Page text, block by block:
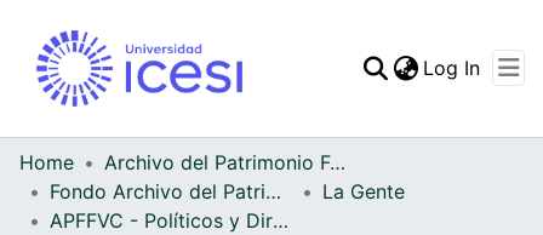
Statistics
Log In
Home
Archivo del Patrimonio Fotográfico y Fílmico del Valle del Cauca
Fondo Archivo del Patrimonio Fotográfico y Fílmico del Valle del Cauca
La Gente
APFFVC - Políticos y Dirigentes - Patrimonial